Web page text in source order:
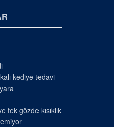
kediye tedavi
tek gözde kısıklık